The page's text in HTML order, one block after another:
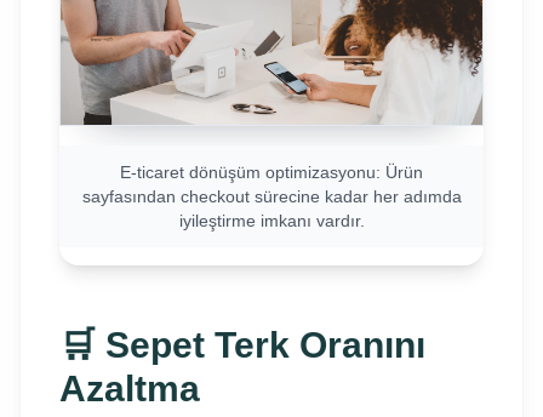
E-ticaret dönüşüm optimizasyonu: Ürün
sayfasından checkout sürecine kadar her adımda
iyileştirme imkanı vardır.
🛒 Sepet Terk Oranını
Azaltma